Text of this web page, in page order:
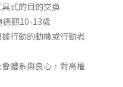
式的目的交換
德觀10-13歲
行動的動機或行動者
體系與良心，對高權